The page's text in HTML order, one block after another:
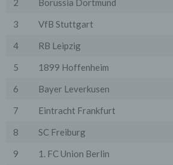
2
Borussia Dortmund
3
VfB Stuttgart
4
RB Leipzig
5
1899 Hoffenheim
6
Bayer Leverkusen
7
Eintracht Frankfurt
8
SC Freiburg
9
1. FC Union Berlin
dass ein Datentransfer in die
Drittstaaten erfolgt entweder auf
oder spezieller Vertragsklauseln, die
Die personenbezogenen Daten
ausdrücklich in dieser
genannten Verwendung, für die
Grundlage gesetzlicher Erlaubnisse
Einwilligungen der Nutzer verarbeitet:
- Die Zurverfügungstellung,
und Nutzerleistungen;